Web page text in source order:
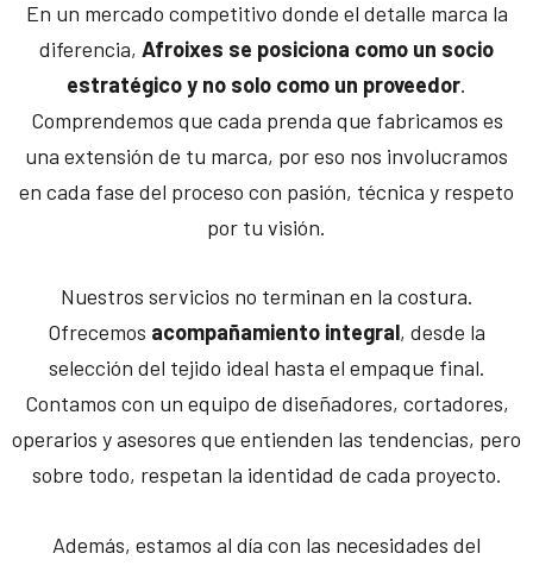
En un mercado competitivo donde el detalle marca la
diferencia, Afroixes se posiciona como un socio
estratégico y no solo como un proveedor.
Comprendemos que cada prenda que fabricamos es
una extensión de tu marca, por eso nos involucramos
en cada fase del proceso con pasión, técnica y respeto
por tu visión.
Nuestros servicios no terminan en la costura.
Ofrecemos acompañamiento integral, desde la
selección del tejido ideal hasta el empaque final.
Contamos con un equipo de diseñadores, cortadores,
operarios y asesores que entienden las tendencias, pero
sobre todo, respetan la identidad de cada proyecto.
Además, estamos al día con las necesidades del